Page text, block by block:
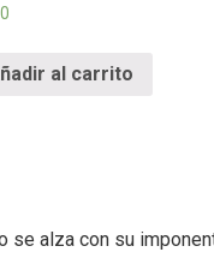
al carrito
se alza con su